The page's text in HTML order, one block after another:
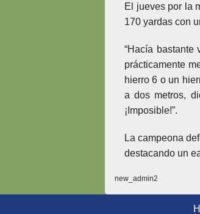
El jueves por la
170 yardas con
“Hacía
prácticamente
hierro 6 o un
a dos metros,
¡Imposible!”.
La campeona
destacando un
new_admin2